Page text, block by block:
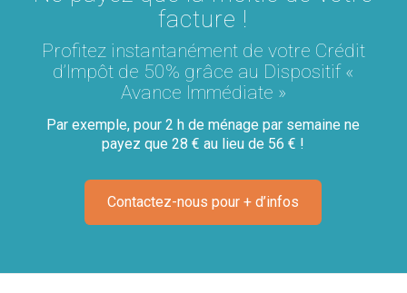
facture !
Profitez instantanément de votre Crédit
d’Impôt de 50% grâce au Dispositif «
Avance Immédiate »
Par exemple, pour 2 h de ménage par semaine ne
payez que 28 € au lieu de 56 € !
Contactez-nous pour + d’infos